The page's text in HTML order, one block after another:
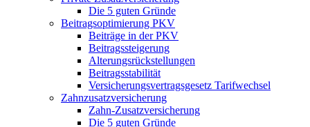
Die 5 guten Gründe
Beitragsoptimierung PKV
Beiträge in der PKV
Beitragssteigerung
Alterungsrückstellungen
Beitragsstabilität
Versicherungsvertragsgesetz Tarifwechsel
Zahnzusatzversicherung
Zahn-Zusatzversicherung
Die 5 guten Gründe